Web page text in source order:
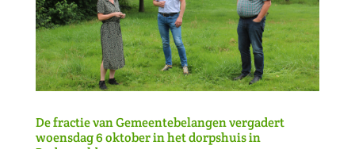
De fractie van Gemeentebelangen vergadert
woensdag 6 oktober in het dorpshuis in